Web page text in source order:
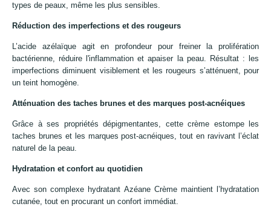
types de peaux, même les plus sensibles.
Réduction des imperfections et des rougeurs
L’acide azélaïque agit en profondeur pour freiner la prolifération
bactérienne, réduire l'inflammation et apaiser la peau. Résultat : les
imperfections diminuent visiblement et les rougeurs s’atténuent, pour
un teint homogène.
Atténuation des taches brunes et des marques post-acnéiques
Grâce à ses propriétés dépigmentantes, cette crème estompe les
taches brunes et les marques post-acnéiques, tout en ravivant l’éclat
naturel de la peau.
Hydratation et confort au quotidien
Avec son complexe hydratant Azéane Crème maintient l’hydratation
cutanée, tout en procurant un confort immédiat.